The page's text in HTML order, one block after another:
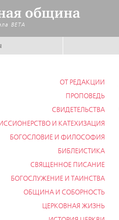
община
BETA
ОТ РЕДАКЦИИ
ПРОПОВЕДЬ
СВИДЕТЕЛЬСТВА
И КАТЕХИЗАЦИЯ
БОГОСЛОВИЕ И ФИЛОСОФИЯ
БИБЛЕИСТИКА
СВЯЩЕННОЕ ПИСАНИЕ
БОГОСЛУЖЕНИЕ И ТАИНСТВА
ОБЩИНА И СОБОРНОСТЬ
ЦЕРКОВНАЯ ЖИЗНЬ